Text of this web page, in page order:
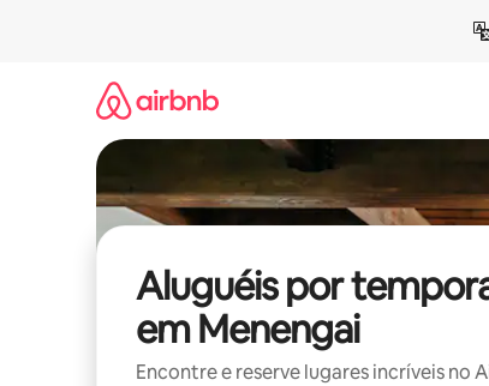
Aluguéis por
em Menengai
Encontre e reserve lugares incríveis no